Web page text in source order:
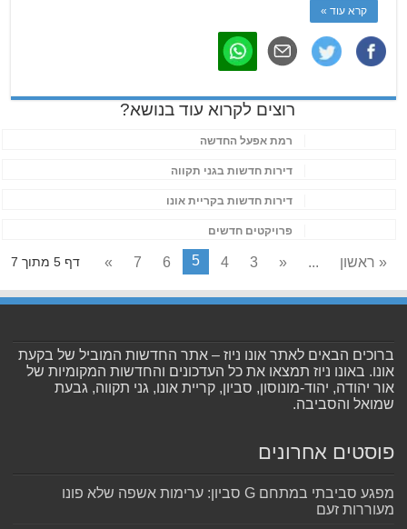
קרא עוד »
רוצים לקרוא עוד בנושא?
רמת אפעל החדשה
דירות חדשות בגני תקווה
דירות חדשות בקריית אונו
פרויקטים חדשים
דף 5 מתוך 7 « ראשון ...
«
3
4
5
6
7
»
ברוכים הבאים לאתר אונו ניוז – אתר החדשות המוביל של בקעת
אונו. באונו ניוז תמצאו את כל העדכונים והחדשות המקומיות של
אור יהודה, יהוד-מונוסון, סביון, קריית אונו, גני תקווה, גבעת
שמואל והסביבה.
פוסטים אחרונים
מפגע סביבתי במתחם G סביון: ערימות אשפה שלא פונו
מעוררות זעם